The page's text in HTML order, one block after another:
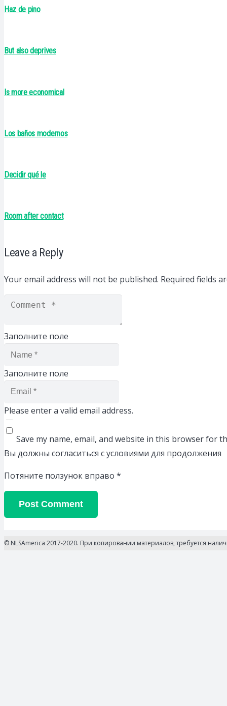
Haz de pino
But also deprives
Is more economical
Los baños modernos
Decidir qué le
Room after contact
Leave a Reply
Your email address will not be published. Required fields
Заполните поле
Заполните поле
Please enter a valid email address.
Save my name, email, and website in this browser for
Вы должны согласиться с условиями для продолжения
Потяните ползунок вправо *
Post Comment
© NLSAmerica 2017-2020. При копировании материалов, требуется